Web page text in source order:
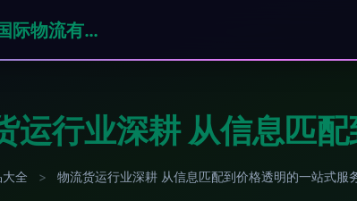
宿迁锦途国际物流有限公司
运行业深耕 从信息匹
全 > 物流货运行业深耕 从信息匹配到价格透明的一站式服